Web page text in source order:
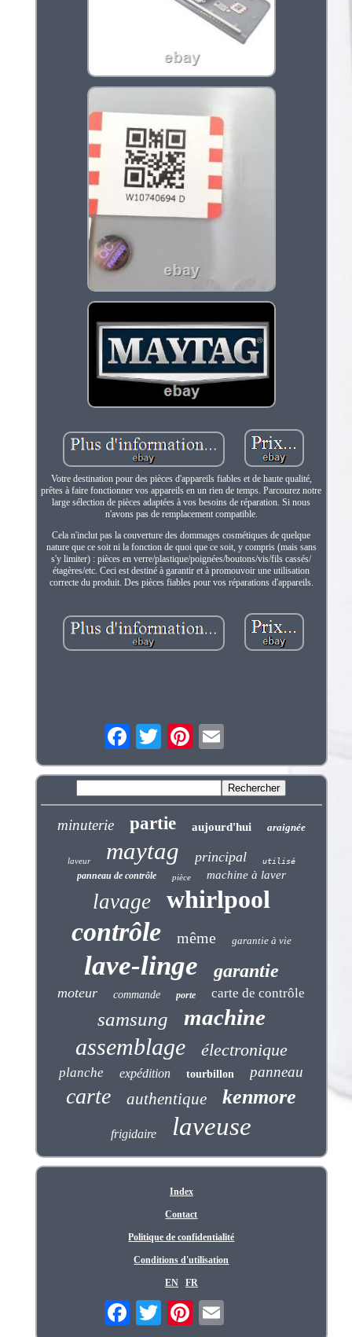
Votre destination pour des pièces d'appareils fiables et de haute qualité,
prêtes à faire fonctionner vos appareils en un rien de temps. Parcourez notre
large sélection de pièces adaptées à vos besoins de réparation. Si nous
n'avons pas de remplacement compatible.
Cela n'inclut pas la couverture des dommages cosmétiques de quelque
nature que ce soit ni la fonction de quoi que ce soit, y compris (mais sans
s'y limiter) : pièces en verre/plastique/poignées/boutons/vis/fils cassés/
étagères/etc. Ceci est destiné à garantir et à promouvoir une utilisation
correcte du produit. Des pièces fiables pour vos réparations d'appareils.
minuterie partie aujourd'hui araignée
laveur maytag principal utilisé
panneau de contrôle pièce machine à laver
lavage whirlpool
contrôle même garantie à vie
lave-linge garantie
moteur commande porte carte de contrôle
samsung machine
assemblage électronique
planche expédition tourbillon panneau
carte authentique kenmore
frigidaire laveuse
Index
Contact
Politique de confidentialité
Conditions d'utilisation
EN FR